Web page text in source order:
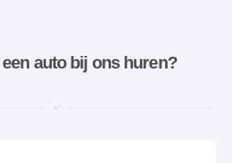
​​auto bij ons huren?